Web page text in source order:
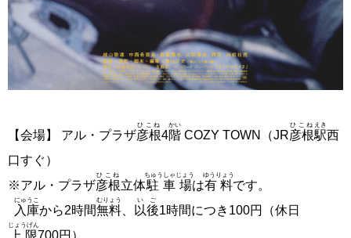
【会場】 アル・プラザ彦根
ひこね
4階
かい
COZY TOWN（JR彦根
ひこね
駅
えき
西
口すぐ）
※アル・プラザ彦根
ひこね
立体駐車場
ちゅうしゃじょう
は有料
ゆうりょう
です。
入庫
にゅうこ
から2時間無料
むりょう
以後
いご
1時間につき100円（休日
じょうげん